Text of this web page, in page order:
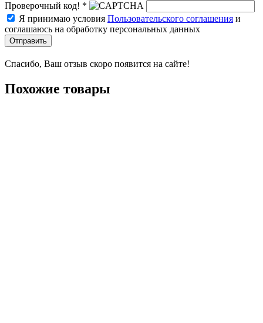
Проверочный код! *
Я принимаю условия Пользовательского соглашения и
соглашаюсь на обработку персональных данных
Отправить
Спасибо, Ваш отзыв скоро появится на сайте!
Похожие товары